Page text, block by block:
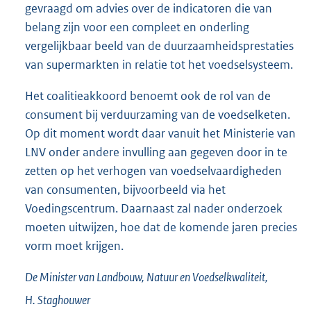
gevraagd om advies over de indicatoren die van
belang zijn voor een compleet en onderling
vergelijkbaar beeld van de duurzaamheidsprestaties
van supermarkten in relatie tot het voedselsysteem.
Het coalitieakkoord benoemt ook de rol van de
consument bij verduurzaming van de voedselketen.
Op dit moment wordt daar vanuit het Ministerie van
LNV onder andere invulling aan gegeven door in te
zetten op het verhogen van voedselvaardigheden
van consumenten, bijvoorbeeld via het
Voedingscentrum. Daarnaast zal nader onderzoek
moeten uitwijzen, hoe dat de komende jaren precies
vorm moet krijgen.
De Minister van Landbouw, Natuur en Voedselkwaliteit,
H.Staghouwer